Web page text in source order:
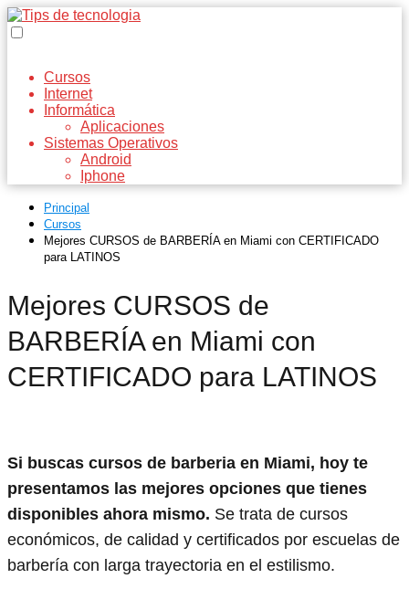
Cursos
Internet
Informática
Aplicaciones
Sistemas Operativos
Android
Iphone
Principal
Cursos
Mejores CURSOS de BARBERÍA en Miami con CERTIFICADO
para LATINOS
Mejores CURSOS de
BARBERÍA en Miami con
CERTIFICADO para LATINOS
Si buscas cursos de barberia en Miami, hoy te
presentamos las mejores opciones que tienes
disponibles ahora mismo. Se trata de cursos
económicos, de calidad y certificados por escuelas de
barbería con larga trayectoria en el estilismo.